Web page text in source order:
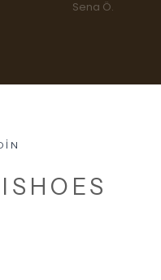
Sena Ö.